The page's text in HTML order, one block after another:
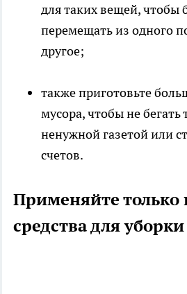
для таких вещей, чтобы
перемещать из одного
другое;
также приготовьте
мусора, чтобы не
ненужной газетой или
счетов.
Применяйте только
средства для уборки